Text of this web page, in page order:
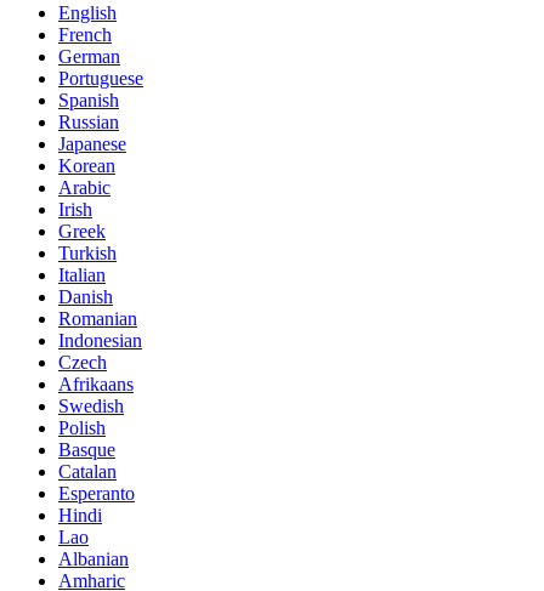
English
French
German
Portuguese
Spanish
Russian
Japanese
Korean
Arabic
Irish
Greek
Turkish
Italian
Danish
Romanian
Indonesian
Czech
Afrikaans
Swedish
Polish
Basque
Catalan
Esperanto
Hindi
Lao
Albanian
Amharic